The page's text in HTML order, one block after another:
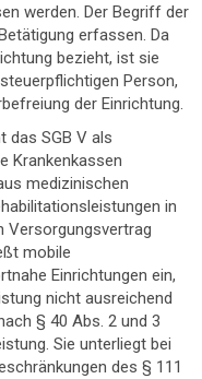
werden. Der Begriff der
erfassen. Da
bezieht, ist sie
Person,
der Einrichtung.
das SGB V als
Krankenkassen
medizinischen
in
Versorgungsvertrag
mobile
Einrichtungen ein,
nicht ausreichend
§ 40 Abs. 2 und 3
Sie unterliegt bei
des § 111